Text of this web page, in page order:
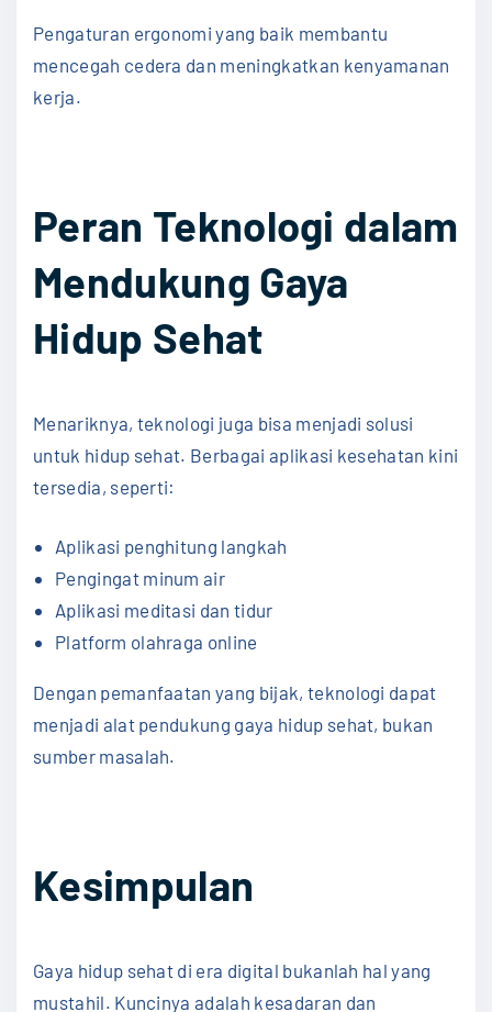
Pengaturan ergonomi yang baik membantu
mencegah cedera dan meningkatkan kenyamanan
kerja.
Peran Teknologi dalam
Mendukung Gaya
Hidup Sehat
Menariknya, teknologi juga bisa menjadi solusi
untuk hidup sehat. Berbagai aplikasi kesehatan kini
tersedia, seperti:
Aplikasi penghitung langkah
Pengingat minum air
Aplikasi meditasi dan tidur
Platform olahraga online
Dengan pemanfaatan yang bijak, teknologi dapat
menjadi alat pendukung gaya hidup sehat, bukan
sumber masalah.
Kesimpulan
Gaya hidup sehat di era digital bukanlah hal yang
mustahil. Kuncinya adalah kesadaran dan